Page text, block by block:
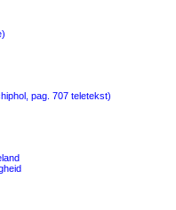
pag. 707 teletekst)